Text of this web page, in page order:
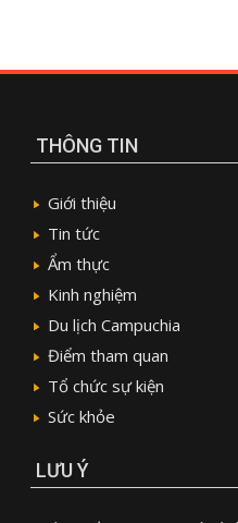
THÔNG TIN
Giới thiệu
Tin tức
Ẩm thực
Kinh nghiệm
Du lịch Campuchia
Điểm tham quan
Tổ chức sự kiện
Sức khỏe
LƯU Ý